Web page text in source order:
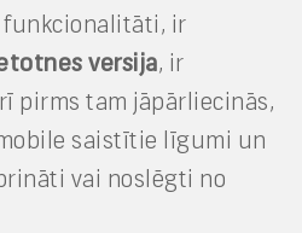
ir
versija, ir
pirms tam jāpārliecinās,
saistītie līgumi un
vai noslēgti no